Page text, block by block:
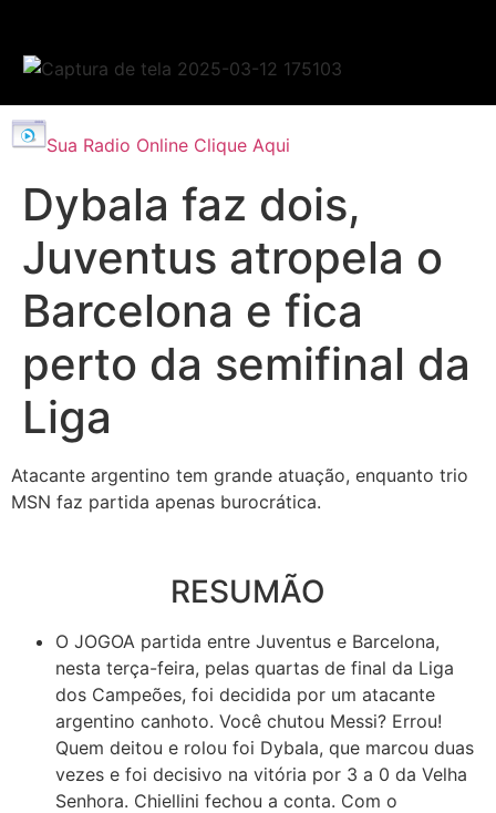
Sua Radio Online Clique Aqui
Dybala faz dois,
Juventus atropela o
Barcelona e fica
perto da semifinal da
Liga
Atacante argentino tem grande atuação, enquanto trio
MSN faz partida apenas burocrática.
RESUMÃO
O JOGOA partida entre Juventus e Barcelona,
nesta terça-feira, pelas quartas de final da Liga
dos Campeões, foi decidida por um atacante
argentino canhoto. Você chutou Messi? Errou!
Quem deitou e rolou foi Dybala, que marcou duas
vezes e foi decisivo na vitória por 3 a 0 da Velha
Senhora. Chiellini fechou a conta. Com o